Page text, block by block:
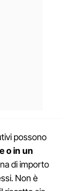
possono
o in un
di importo
Non è